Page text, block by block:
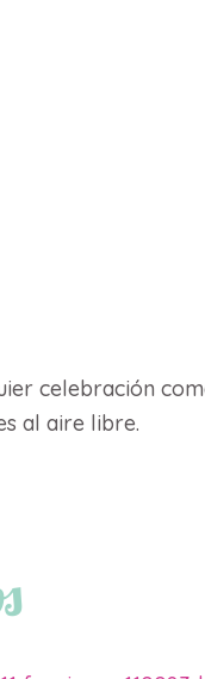
celebración
al aire libre.